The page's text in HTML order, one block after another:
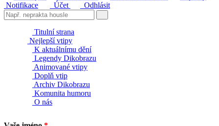
Notifikace
Účet Odhlásit
Titulní strana
Nejlepší vtipy
K aktuálnímu dění
Legendy Dikobrazu
Animované vtipy
Doplň vtip
Archiv Dikobrazu
Komunita humoru
O nás